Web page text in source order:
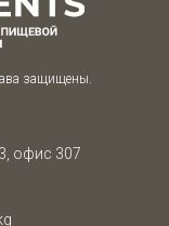
и
защищены.
офис 307